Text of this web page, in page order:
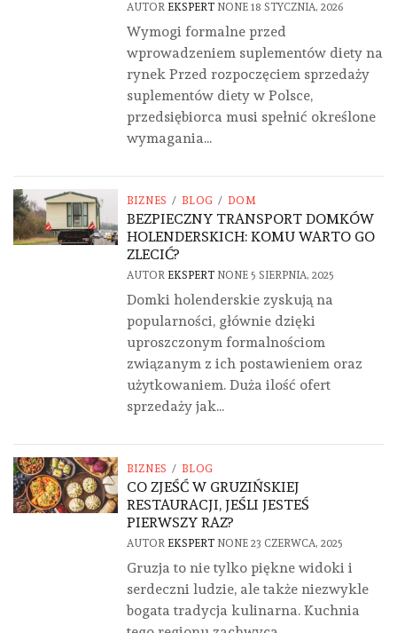
AUTOR EKSPERT NONE 18 STYCZNIA, 2026
Wymogi formalne przed
wprowadzeniem suplementów diety na
rynek Przed rozpoczęciem sprzedaży
suplementów diety w Polsce,
przedsiębiorca musi spełnić określone
wymagania...
BIZNES / BLOG / DOM
BEZPIECZNY TRANSPORT DOMKÓW
HOLENDERSKICH: KOMU WARTO GO
ZLECIĆ?
AUTOR EKSPERT NONE 5 SIERPNIA, 2025
Domki holenderskie zyskują na
popularności, głównie dzięki
uproszczonym formalnościom
związanym z ich postawieniem oraz
użytkowaniem. Duża ilość ofert
sprzedaży jak...
BIZNES / BLOG
CO ZJEŚĆ W GRUZIŃSKIEJ
RESTAURACJI, JEŚLI JESTEŚ
PIERWSZY RAZ?
AUTOR EKSPERT NONE 23 CZERWCA, 2025
Gruzja to nie tylko piękne widoki i
serdeczni ludzie, ale także niezwykle
bogata tradycja kulinarna. Kuchnia